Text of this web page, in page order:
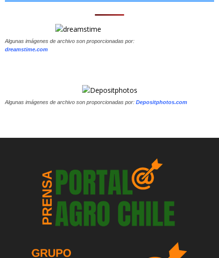
Algunas imágenes de archivo son proporcionadas por:
dreamstime.com
Algunas imágenes de archivo son proporcionadas por: Depositphotos.com